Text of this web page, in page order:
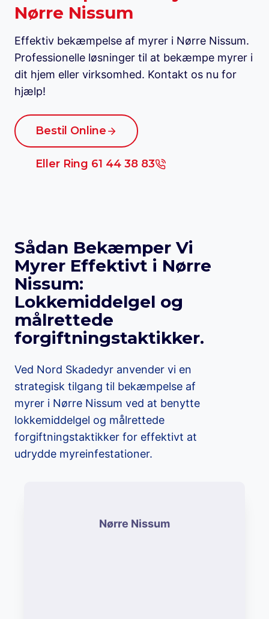
Nørre Nissum
Effektiv bekæmpelse af myrer i Nørre Nissum.
Professionelle løsninger til at bekæmpe myrer i
dit hjem eller virksomhed. Kontakt os nu for
hjælp!
Bestil Online
Eller Ring 61 44 38 83
Sådan Bekæmper Vi
Myrer Effektivt i Nørre
Nissum:
Lokkemiddelgel og
målrettede
forgiftningstaktikker.
Ved Nord Skadedyr anvender vi en
strategisk tilgang til bekæmpelse af
myrer i Nørre Nissum ved at benytte
lokkemiddelgel og målrettede
forgiftningstaktikker for effektivt at
udrydde myreinfestationer.
Nørre Nissum